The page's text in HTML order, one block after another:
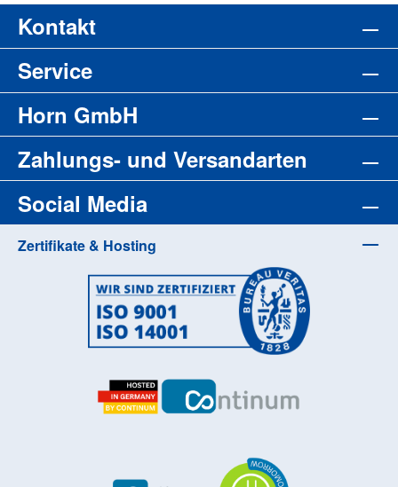
Kontakt
Service
Horn GmbH
Zahlungs- und Versandarten
Social Media
Zertifikate & Hosting